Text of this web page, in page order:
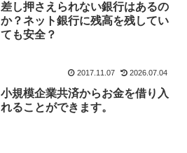
差し押さえられない銀行はあるの
か？ネット銀行に残高を残してい
ても安全？
2017.11.07 2026.07.04
小規模企業共済からお金を借り入
れることができます。